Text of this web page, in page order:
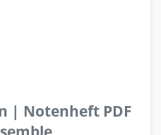
| Notenheft PDF